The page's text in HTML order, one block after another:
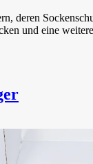
deren
und eine